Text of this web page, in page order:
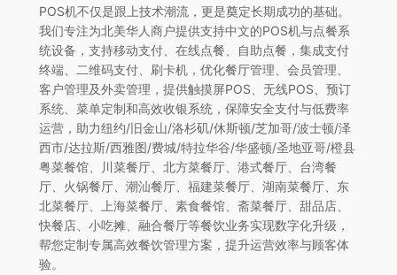
POS机不仅是跟上技术潮流，更是奠定长期成功的基础。
我们专注为北美华人商户提供支持中文的POS机与点餐系
统设备，支持移动支付、在线点餐、自助点餐，集成支付
终端、二维码支付、刷卡机，优化餐厅管理、会员管理、
客户管理及外卖管理，提供触摸屏POS、无线POS、预订
系统、菜单定制和高效收银系统，保障安全支付与低费率
运营，助力纽约/旧金山/洛杉矶/休斯顿/芝加哥/波士顿/泽
西市/达拉斯/西雅图/费城/特拉华谷/华盛顿/圣地亚哥/橙县
粤菜餐馆、川菜餐厅、北方菜餐厅、港式餐厅、台湾餐
厅、火锅餐厅、潮汕餐厅、福建菜餐厅、湖南菜餐厅、东
北菜餐厅、上海菜餐厅、素食餐馆、斋菜餐厅、甜品店、
快餐店、小吃摊、融合餐厅等餐饮业务实现数字化升级，
帮您定制专属高效餐饮管理方案，提升运营效率与顾客体
验。